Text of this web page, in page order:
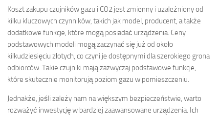
Koszt zakupu czujników gazu i CO2 jest zmienny i uzależniony od
kilku kluczowych czynników, takich jak model, producent, a także
dodatkowe funkcje, które mogą posiadać urządzenia. Ceny
podstawowych modeli mogą zaczynać się już od około
kilkudziesięciu złotych, co czyni je dostępnymi dla szerokiego grona
odbiorców. Takie czujniki mają zazwyczaj podstawowe funkcje,
które skutecznie monitorują poziom gazu w pomieszczeniu.
Jednakże, jeśli zależy nam na większym bezpieczeństwie, warto
rozważyć inwestycję w bardziej zaawansowane urządzenia. Ich